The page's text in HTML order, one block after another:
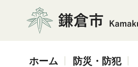
鎌倉市
ホーム 防災・防犯